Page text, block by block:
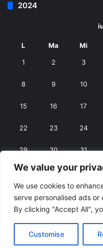
We value your
We use cookies to
serve personalised ads
By clicking "Accept All",
Customise
2024
L Ma Mi
1 2 3
8 9 10
15 16 17
22 23 24
29 30 31
« iun. aug. »
© Copyright 2026,